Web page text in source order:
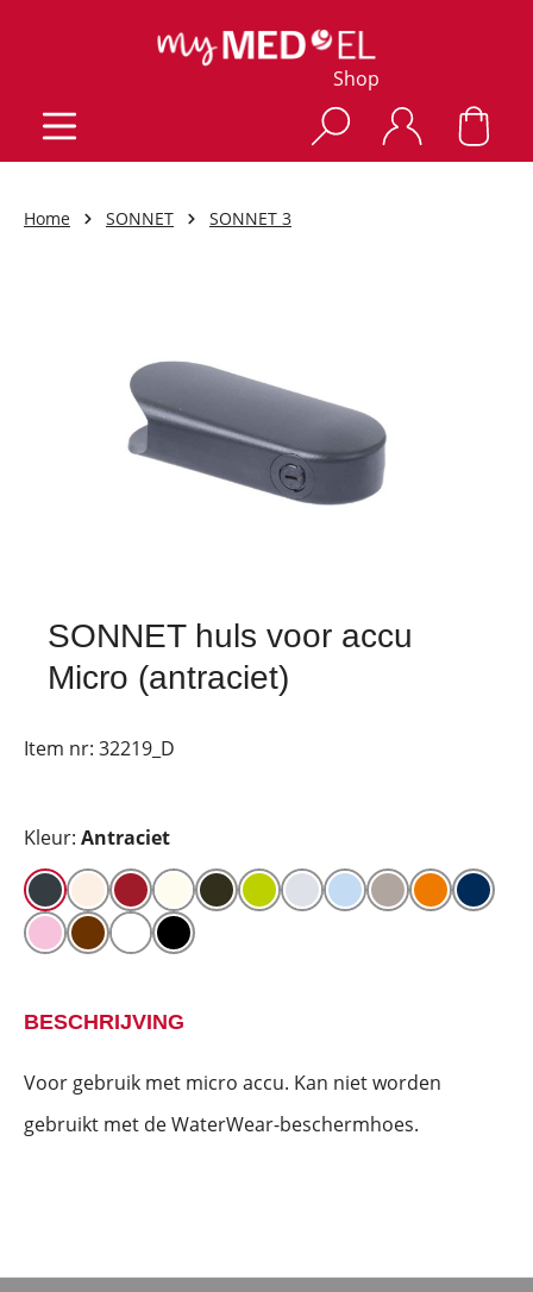
Shop
Home SONNET SONNET 3
SONNET huls voor accu
Micro (antraciet)
Item nr: 32219_D
Kleur: Antraciet
BESCHRIJVING
Voor gebruik met micro accu. Kan niet worden
gebruikt met de WaterWear-beschermhoes.